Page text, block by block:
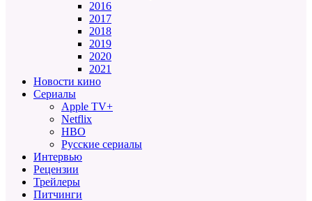
2016
2017
2018
2019
2020
2021
Новости кино
Сериалы
Apple TV+
Netflix
HBO
Русские сериалы
Интервью
Рецензии
Трейлеры
Питчинги